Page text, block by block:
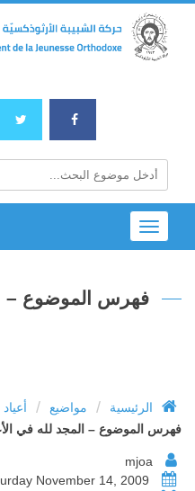
Toggle
navigation
فهرس الموضوع –
الرئيسية / مواضيع / أعياد
فهرس الموضوع – المجد لله في